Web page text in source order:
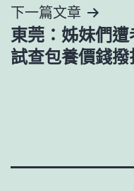
覽
下一篇文章
東莞：姊妹們
試查包養價錢